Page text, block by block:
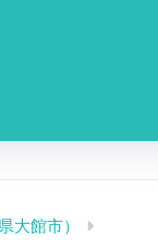
大館市）